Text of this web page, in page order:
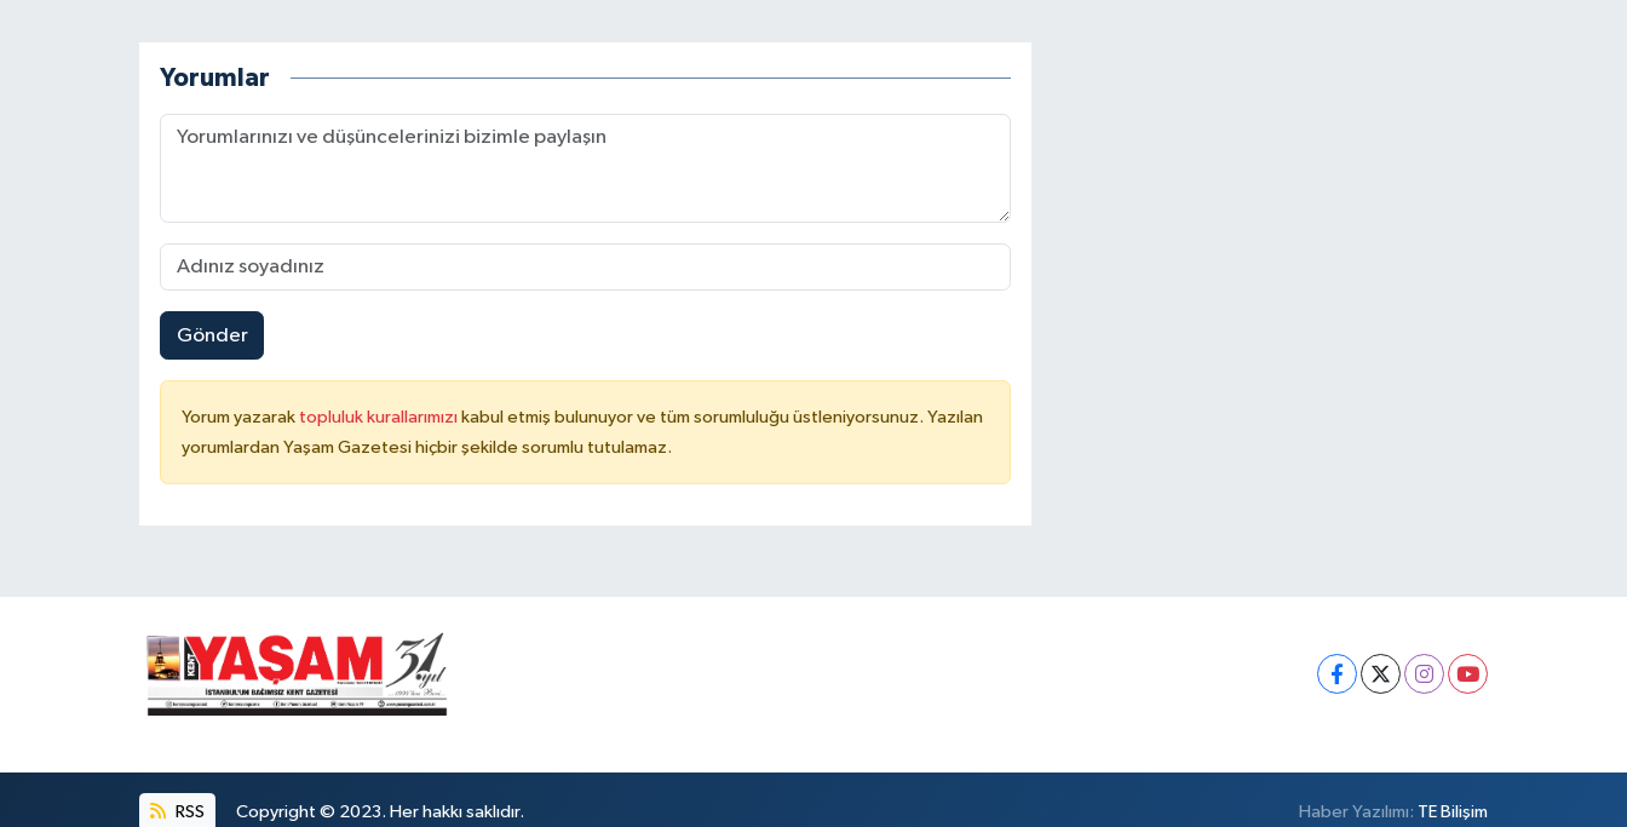
Yorumlar
Gönder
Yorum yazarak topluluk kurallarımızı kabul etmiş bulunuyor ve tüm sorumluluğu üstleniyorsunuz. Yazılan
yorumlardan Yaşam Gazetesi hiçbir şekilde sorumlu tutulamaz.
RSS Copyright © 2023. Her hakkı saklıdır. Haber Yazılımı: TE Bilişim